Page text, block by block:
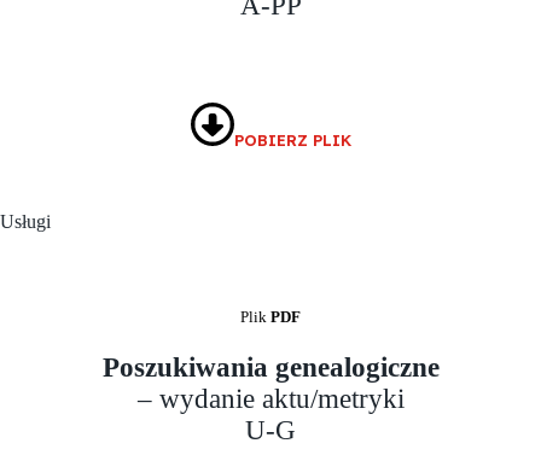
POBIERZ PLIK
Usługi
Plik PDF
Poszukiwania genealogiczne
– wydanie aktu/metryki
U-G